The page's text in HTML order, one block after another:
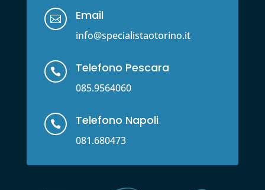
 Email
info@specialistaotorino.it
 Telefono Pescara
085.9564060
 Telefono Napoli
081.680473